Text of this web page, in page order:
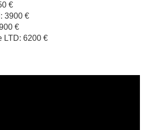
€
3900 €
€
LTD: 6200 €